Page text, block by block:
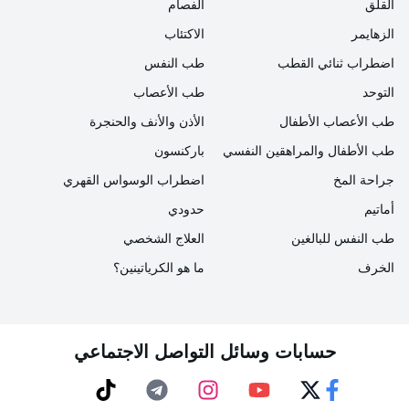
الدماغ ويوجه انتباهه بشكل انتقائي، فيمكن أن يصبح أعمى
عن المحفزات الأخرى".
القلق
الزهايمر
اضطراب ثنائي القطب
التوحد
طب الأعصاب الأطفال
الفصام
الاكتئاب
طب النفس
طب الأعصاب
الأذن والأنف والحنجرة
طب الأطفال والمراهقين النفسي
جراحة المخ
أماتيم
طب النفس للبالغين
الخرف
باركنسون
اضطراب الوسواس القهري
حدودي
العلاج الشخصي
ما هو الكرياتينين؟
حسابات وسائل التواصل الاجتماعي